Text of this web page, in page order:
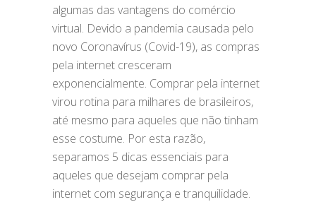
algumas das vantagens do comércio
virtual. Devido a pandemia causada pelo
novo Coronavírus (Covid-19), as compras
pela internet cresceram
exponencialmente. Comprar pela internet
virou rotina para milhares de brasileiros,
até mesmo para aqueles que não tinham
esse costume. Por esta razão,
separamos 5 dicas essenciais para
aqueles que desejam comprar pela
internet com segurança e tranquilidade.